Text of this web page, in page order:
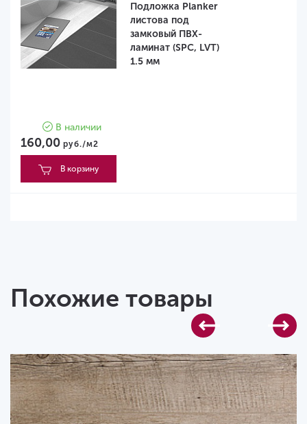
Подложка Planker
листова под
замковый ПВХ-
ламинат (SPC, LVT)
1.5 мм
В наличии
160,00 руб./м2
В корзину
Похожие товары